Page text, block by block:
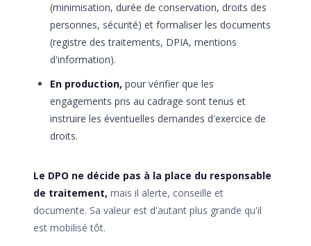
(minimisation, durée de conservation, droits des
personnes, sécurité) et formaliser les documents
(registre des traitements, DPIA, mentions
d'information).
En production, pour vérifier que les
engagements pris au cadrage sont tenus et
instruire les éventuelles demandes d'exercice de
droits.
Le DPO ne décide pas à la place du responsable
de traitement, mais il alerte, conseille et
documente. Sa valeur est d'autant plus grande qu'il
est mobilisé tôt.